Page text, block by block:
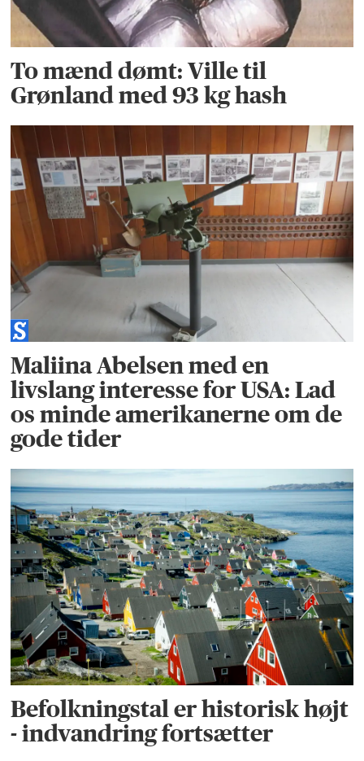
To mænd dømt: Ville til
Grønland med 93 kg hash
Maliina Abelsen med en
livslang interesse for USA: Lad
os minde amerikanerne om de
gode tider
Befolkningstal er historisk højt
- indvandring fortsætter